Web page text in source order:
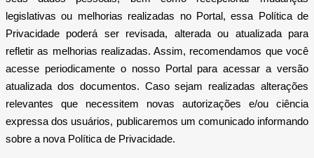
legislativas ou melhorias realizadas no Portal, essa Política de
Privacidade poderá ser revisada, alterada ou atualizada para
refletir as melhorias realizadas. Assim, recomendamos que você
acesse periodicamente o nosso Portal para acessar a versão
atualizada dos documentos. Caso sejam realizadas alterações
relevantes que necessitem novas autorizações e/ou ciência
expressa dos usuários, publicaremos um comunicado informando
sobre a nova Política de Privacidade.